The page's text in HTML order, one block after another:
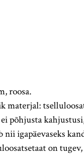
roosa.
materjal:
põhjusta
nii igapäevaseks
on